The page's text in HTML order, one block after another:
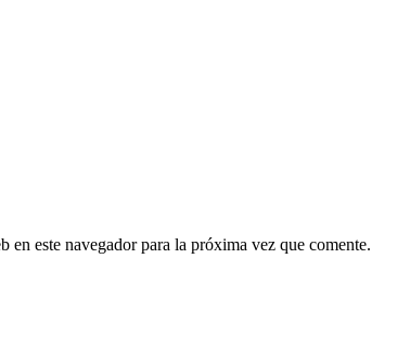
este navegador para la próxima vez que comente.